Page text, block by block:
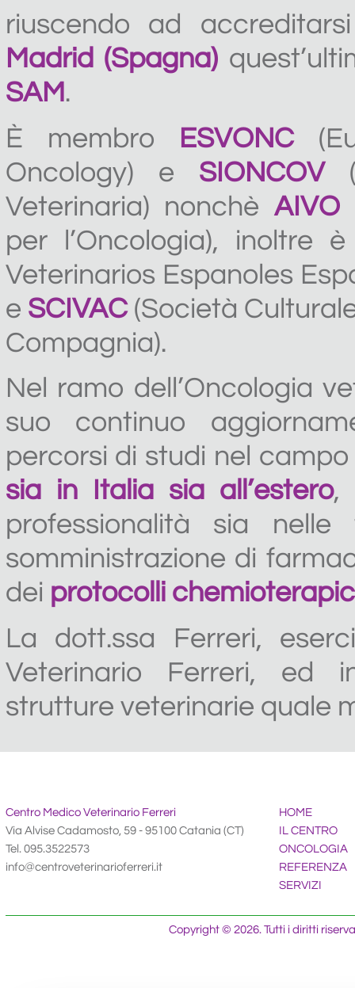
riuscendo ad
Madrid (Spagna)
SAM.
È membro
ESVONC
Oncology) e SIONCOV
Veterinaria) nonchèAIVO
per l’Oncologia), inoltre
Veterinarios Espanoles
e SCIVAC(Società
Compagnia).
Nel ramo dell’Oncologia
suo continuo
percorsi di studi nel
sia in Italia sia all’estero,
professionalità sia
somministrazione di
dei protocolli
La dott.ssa Ferreri,
Veterinario Ferreri, ed
strutture veterinarie quale
Centro Medico Veterinario Ferreri
Via Alvise Cadamosto, 59 - 95100 Catania (CT)
Tel. 095.3522573
info@centroveterinarioferreri.it
HOME
IL CENTRO
ONCOLOGIA
REFERENZA
SERVIZI
Copyright © 2026. Tutti i diritti